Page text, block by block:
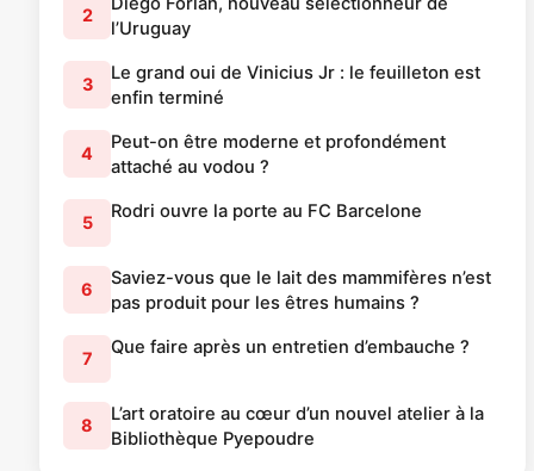
2
l’Uruguay
3
Le grand oui de Vinicius Jr : le feuilleton est
enfin terminé
4
Peut-on être moderne et profondément
attaché au vodou ?
5
Rodri ouvre la porte au FC Barcelone
6
Saviez-vous que le lait des mammifères n’est
pas produit pour les êtres humains ?
7
Que faire après un entretien d’embauche ?
8
L’art oratoire au cœur d’un nouvel atelier à la
Bibliothèque Pyepoudre